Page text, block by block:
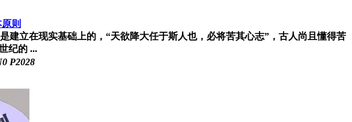
则
立在现实基础上的，“天欲降大任于斯人也，必将苦其心志”，古人尚且懂得苦
纪的 ...
0 P2028